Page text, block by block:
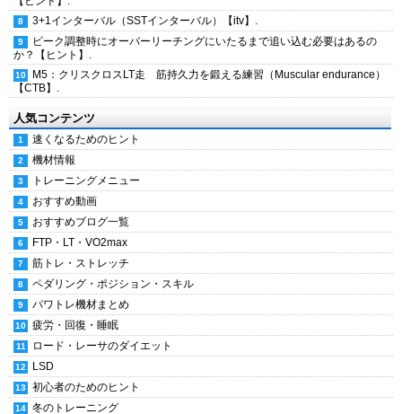
3+1インターバル（SSTインターバル）【itv】.
ピーク調整時にオーバーリーチングにいたるまで追い込む必要はあるの
か？【ヒント】.
M5：クリスクロスLT走 筋持久力を鍛える練習（Muscular endurance）
【CTB】.
人気コンテンツ
速くなるためのヒント
機材情報
トレーニングメニュー
おすすめ動画
おすすめブログ一覧
FTP・LT・VO2max
筋トレ・ストレッチ
ペダリング・ポジション・スキル
パワトレ機材まとめ
疲労・回復・睡眠
ロード・レーサのダイエット
LSD
初心者のためのヒント
冬のトレーニング